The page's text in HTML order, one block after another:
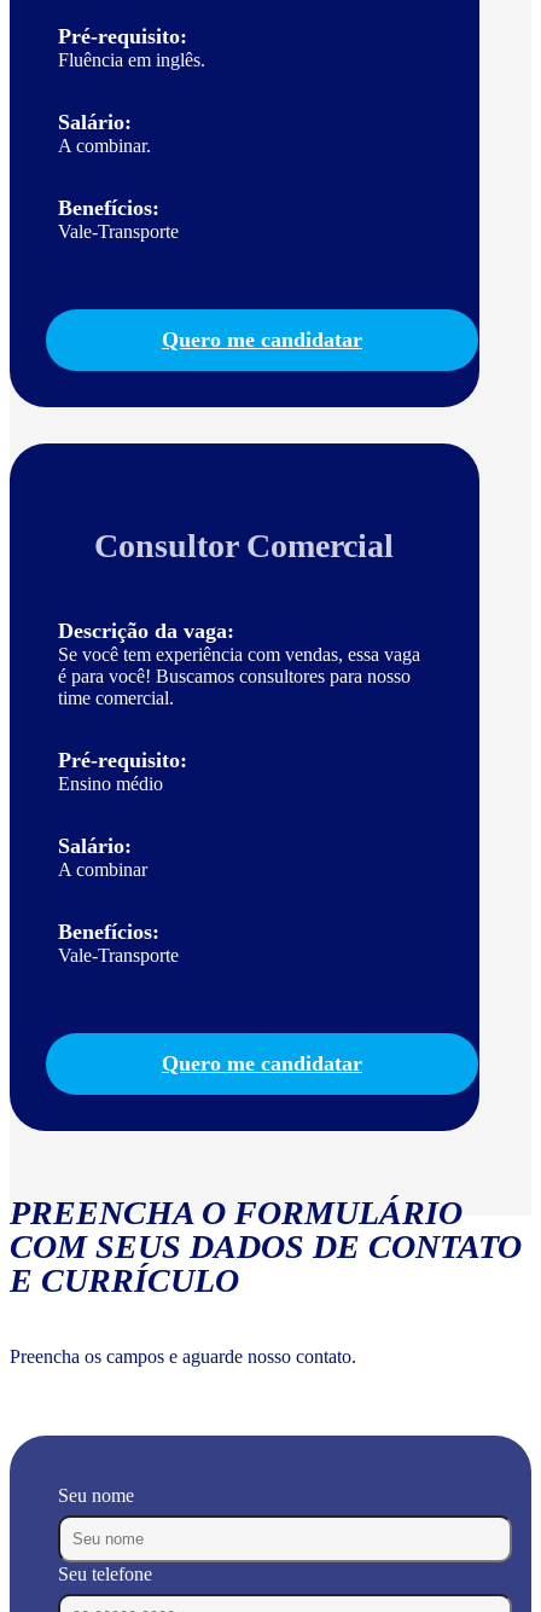
Pré-requisito:
Fluência em inglês.
Salário:
A combinar.
Benefícios:
Vale-Transporte
Quero me candidatar
Consultor Comercial
Descrição da vaga:
Se você tem experiência com vendas, essa vaga
é para você! Buscamos consultores para nosso
time comercial.
Pré-requisito:
Ensino médio
Salário:
A combinar
Benefícios:
Vale-Transporte
Quero me candidatar
PREENCHA O FORMULÁRIO
COM SEUS DADOS DE CONTATO
E CURRÍCULO
Preencha os campos e aguarde nosso contato.
Seu nome
Seu telefone